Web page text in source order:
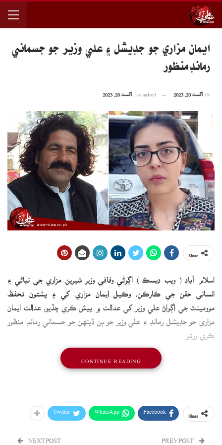
ايمان مزاري جو جڊيشل ۽ علي وزير جو جسماني
رمانڊ منظور
اگست 20, 2023 اگست 20, 2023
اسلام آباد ( ويب ڊيسڪ ) اڳوڻي وفاقي وزير شيرين مزاري جي نياڻي ۽
انساني حقن جي ڪارڪن، وڪيل ايمان مزاري کي ۽ پشتون تحفظ
موومينٽ جي اڳواڻ علي وزير کي عدالت ۾ پيش ڪري ڇڏيو، عدالت ايمان
مزاري جو جڊيشل رمانڊ ۽ علي وزير جو ٻن ڏينهن جو جسماني رمانڊ منظور
پشتون تحفظ موومينٽ جي اڳواڻ علي وزير ۽ اڳوڻي وفاقي شيرين مزاري
جي نياڻي ۽ وڪيل ايمان مزاري کي ڊسٽرڪٽ اينڊ سيشن ڪورٽ ۾ پيش
پوليس جي وڏي نفري عدالت جي ڪمري ٻاهران مقرر ڪئي وئي.
ايمان مزاري ۽ علي وزير مٿان بنا اجازت جلسي ۽ سرڪار ڪم رنڊڪ وجهڻ
Facebook
WhatsApp
Twitter
NEXT POST